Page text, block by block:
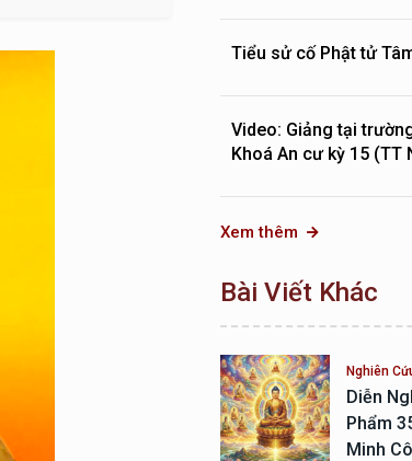
Tiểu sử cố Phật tử
Video: Giảng tại
Khoá An cư kỳ 15 (TT
Xem thêm
Bài Viết Khác
Nghiên
Diễn
Phẩm
Minh